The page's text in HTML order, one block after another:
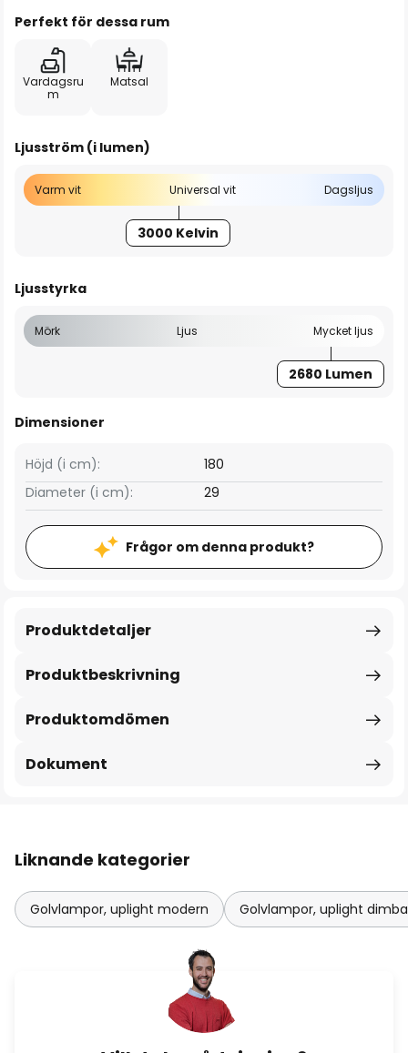
Perfekt för dessa rum
Vardagsru
m
Matsal
Ljusström (i lumen)
Varm vit Universal vit Dagsljus
3000 Kelvin
Ljusstyrka
Mörk Ljus Mycket ljus
2680 Lumen
Dimensioner
Höjd (i cm):
180
Diameter (i cm):
29
Frågor om denna produkt?
Produktbeskrivning
Produktdetaljer
Produktomdömen
Dokument
Liknande kategorier
Golvlampor, uplight modern Golvlampor, uplight